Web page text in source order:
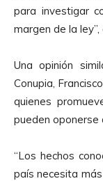
para investigar
margen de la
Una opinión
Conupia,
quienes
pueden oponerse
“Los hechos
país necesita